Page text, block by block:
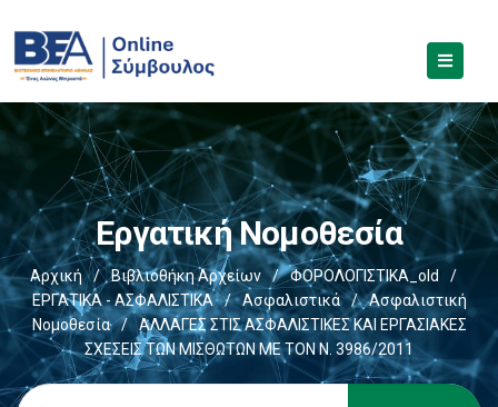
Εργατική Νομοθεσία
Αρχική / Βιβλιοθήκη Αρχείων / ΦΟΡΟΛΟΓΙΣΤΙΚΑ_old
/
ΕΡΓΑΤΙΚΑ - ΑΣΦΑΛΙΣΤΙΚΑ
/ Ασφαλιστικά /
Ασφαλιστική
Νομοθεσία
/
ΑΛΛΑΓΕΣ ΣΤΙΣ ΑΣΦΑΛΙΣΤΙΚΕΣ ΚΑΙ ΕΡΓΑΣΙΑΚΕΣ
ΣΧΕΣΕΙΣ ΤΩΝ ΜΙΣΘΩΤΩΝ ΜΕ ΤΟΝ Ν. 3986/2011